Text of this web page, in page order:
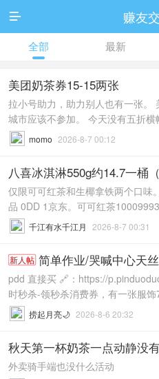
 赚友
全部 最新
美团奶茶券15-15两张
拉小号助力，助力别人也有一张。
城市应该不参加。 今天没有五折横
momo 2026-8-7 00:12
八喜冰淇淋550g约14.7一桶
仅限可可红茶和生椰拿铁两个口味
品 0DD 1京东。可可红茶
千江有水千江月 2026-8-7 00:31
新人帖 简单作业/哭喊中心天
pdd 直接买 🔗：https://
时秒杀-领秒杀消费券，有一张服饰
捞起月亮🌙 2026-8-6 20:32
秋天第一杯奶茶一点动静没
外卖骑手端也没什么活动